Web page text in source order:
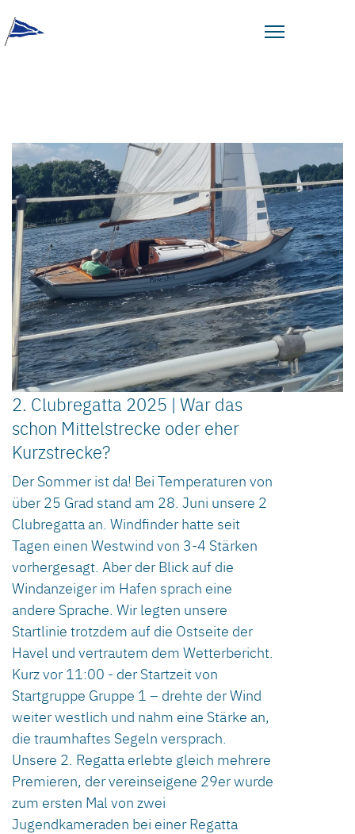
2. Clubregatta 2025 | War das
schon Mittelstrecke oder eher
Kurzstrecke?
Der Sommer ist da! Bei Temperaturen von
über 25 Grad stand am 28. Juni unsere 2
Clubregatta an. Windfinder hatte seit
Tagen einen Westwind von 3-4 Stärken
vorhergesagt. Aber der Blick auf die
Windanzeiger im Hafen sprach eine
andere Sprache. Wir legten unsere
Startlinie trotzdem auf die Ostseite der
Havel und vertrautem dem Wetterbericht.
Kurz vor 11:00 - der Startzeit von
Startgruppe Gruppe 1 – drehte der Wind
weiter westlich und nahm eine Stärke an,
die traumhaftes Segeln versprach.
Unsere 2. Regatta erlebte gleich mehrere
Premieren, der vereinseigene 29er wurde
zum ersten Mal von zwei
Jugendkameraden bei einer Regatta